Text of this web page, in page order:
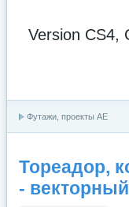
Version CS4,
Футажи, проекты АЕ
Тореадор,
-